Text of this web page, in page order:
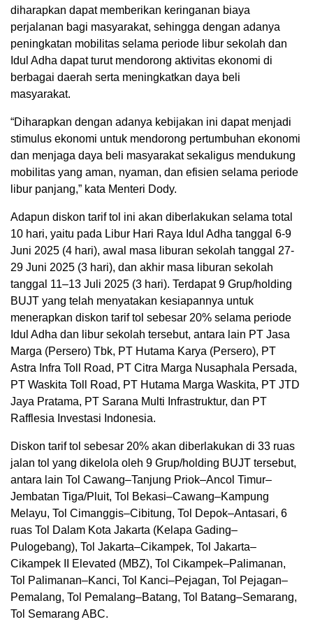
diharapkan dapat memberikan keringanan biaya
perjalanan bagi masyarakat, sehingga dengan adanya
peningkatan mobilitas selama periode libur sekolah dan
Idul Adha dapat turut mendorong aktivitas ekonomi di
berbagai daerah serta meningkatkan daya beli
masyarakat.
“Diharapkan dengan adanya kebijakan ini dapat menjadi
stimulus ekonomi untuk mendorong pertumbuhan ekonomi
dan menjaga daya beli masyarakat sekaligus mendukung
mobilitas yang aman, nyaman, dan efisien selama periode
libur panjang,” kata Menteri Dody.
Adapun diskon tarif tol ini akan diberlakukan selama total
10 hari, yaitu pada Libur Hari Raya Idul Adha tanggal 6-9
Juni 2025 (4 hari), awal masa liburan sekolah tanggal 27-
29 Juni 2025 (3 hari), dan akhir masa liburan sekolah
tanggal 11–13 Juli 2025 (3 hari). Terdapat 9 Grup/holding
BUJT yang telah menyatakan kesiapannya untuk
menerapkan diskon tarif tol sebesar 20% selama periode
Idul Adha dan libur sekolah tersebut, antara lain PT Jasa
Marga (Persero) Tbk, PT Hutama Karya (Persero), PT
Astra Infra Toll Road, PT Citra Marga Nusaphala Persada,
PT Waskita Toll Road, PT Hutama Marga Waskita, PT JTD
Jaya Pratama, PT Sarana Multi Infrastruktur, dan PT
Rafflesia Investasi Indonesia.
Diskon tarif tol sebesar 20% akan diberlakukan di 33 ruas
jalan tol yang dikelola oleh 9 Grup/holding BUJT tersebut,
antara lain Tol Cawang–Tanjung Priok–Ancol Timur–
Jembatan Tiga/Pluit, Tol Bekasi–Cawang–Kampung
Melayu, Tol Cimanggis–Cibitung, Tol Depok–Antasari, 6
ruas Tol Dalam Kota Jakarta (Kelapa Gading–
Pulogebang), Tol Jakarta–Cikampek, Tol Jakarta–
Cikampek II Elevated (MBZ), Tol Cikampek–Palimanan,
Tol Palimanan–Kanci, Tol Kanci–Pejagan, Tol Pejagan–
Pemalang, Tol Pemalang–Batang, Tol Batang–Semarang,
Tol Semarang ABC.